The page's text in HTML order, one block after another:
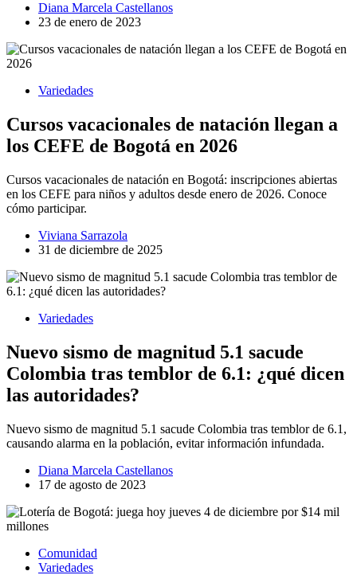
Diana Marcela Castellanos
23 de enero de 2023
Variedades
Cursos vacacionales de natación llegan a
los CEFE de Bogotá en 2026
Cursos vacacionales de natación en Bogotá: inscripciones abiertas
en los CEFE para niños y adultos desde enero de 2026. Conoce
cómo participar.
Viviana Sarrazola
31 de diciembre de 2025
Variedades
Nuevo sismo de magnitud 5.1 sacude
Colombia tras temblor de 6.1: ¿qué dicen
las autoridades?
Nuevo sismo de magnitud 5.1 sacude Colombia tras temblor de 6.1,
causando alarma en la población, evitar información infundada.
Diana Marcela Castellanos
17 de agosto de 2023
Comunidad
Variedades